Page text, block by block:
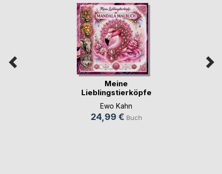
Meine
Lieblingstierköpfe
Mandala M(...)
Ewo Kahn
24,99 € Buch